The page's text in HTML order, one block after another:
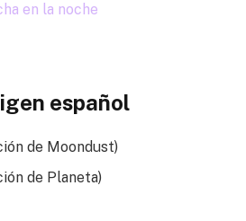
en la noche
español
de Moondust)
de Planeta)